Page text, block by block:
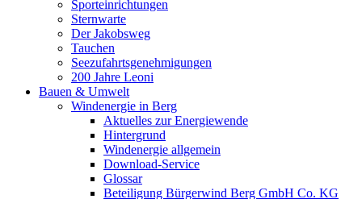
Sporteinrichtungen
Sternwarte
Der Jakobsweg
Tauchen
Seezufahrtsgenehmigungen
200 Jahre Leoni
Bauen & Umwelt
Windenergie in Berg
Aktuelles zur Energiewende
Hintergrund
Windenergie allgemein
Download-Service
Glossar
Beteiligung Bürgerwind Berg GmbH Co. KG